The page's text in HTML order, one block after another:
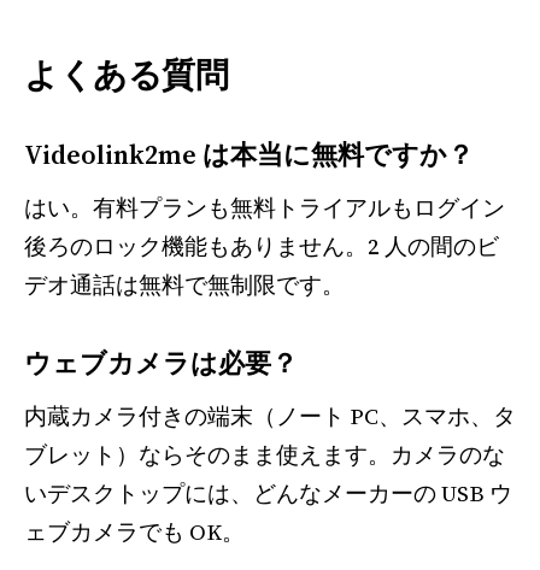
よくある質問
Videolink2me は本当に無料ですか？
はい。有料プランも無料トライアルもログイン
後ろのロック機能もありません。2 人の間のビ
デオ通話は無料で無制限です。
ウェブカメラは必要？
内蔵カメラ付きの端末（ノート PC、スマホ、タ
ブレット）ならそのまま使えます。カメラのな
いデスクトップには、どんなメーカーの USB ウ
ェブカメラでも OK。